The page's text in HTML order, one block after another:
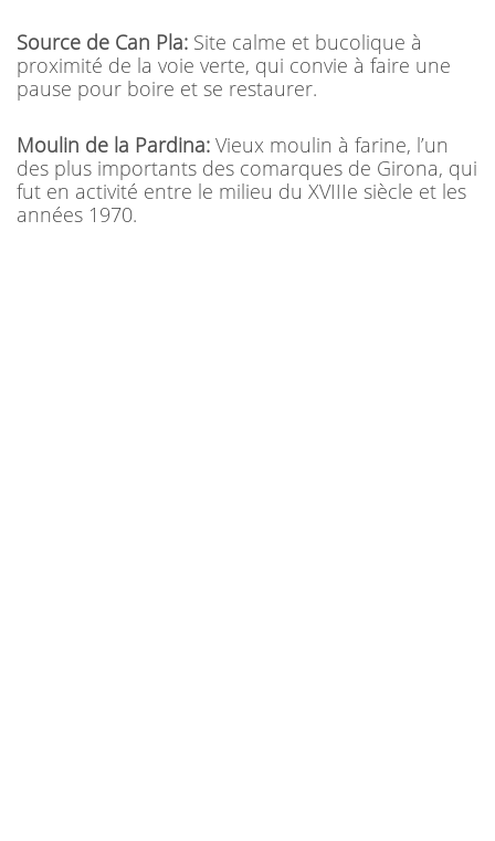
Source de Can Pla: Site calme et bucolique à
proximité de la voie verte, qui convie à faire une
pause pour boire et se restaurer.
Moulin de la Pardina: Vieux moulin à farine, l’un
des plus importants des comarques de Girona, qui
fut en activité entre le milieu du XVIIIe siècle et les
années 1970.